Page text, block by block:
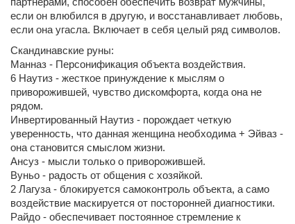
если он влюбился в другую, и восстанавливает любовь,
если она угасла. Включает в себя целый ряд символов.
Скандинавские руны:
Манназ - Персонификация объекта воздействия.
6 Наутиз - жесткое принуждение к мыслям о
приворожившей, чувство дискомфорта, когда она не
рядом.
Инвертированный Наутиз - порождает четкую
уверенность, что данная женщина необходима + Эйваз -
она становится смыслом жизни.
Ансуз - мысли только о приворожившей.
Вуньо - радость от общения с хозяйкой.
2 Лагуза - блокируется самоконтроль объекта, а само
воздействие маскируется от посторонней диагностики.
Райдо - обеспечивает постоянное стремление к